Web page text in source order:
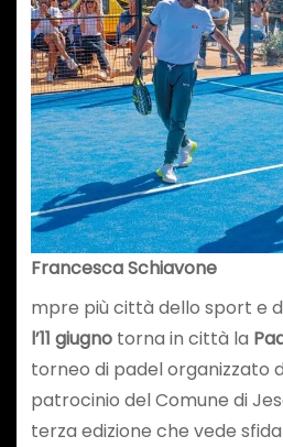
Francesca Schiavone
mpre più città dello sport e
l’11 giugnotorna in città la
torneo di padel organizzato
patrocinio del Comune di
terza edizione che vede